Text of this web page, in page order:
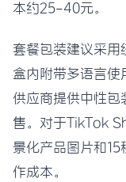
本约25-40元。
套餐包装建议采
盒内附带多语言
供应商提供中性
售。对于TikTok
景化产品图片和
作成本。